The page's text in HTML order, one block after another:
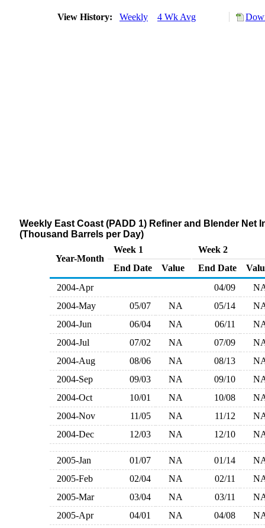
View History: Weekly 4 Wk Avg
Weekly East Coast (PADD 1) Refiner and Blender
(Thousand Barrels per Day)
Year-Month
Week 1
Week 2
End Date
Value End Date
2004-Apr
04/09
2004-May
05/07 NA 05/14
2004-Jun
06/04 NA 06/11
2004-Jul
07/02 NA 07/09
2004-Aug
08/06 NA 08/13
2004-Sep
09/03 NA 09/10
2004-Oct
10/01 NA 10/08
2004-Nov
11/05 NA 11/12
2004-Dec
12/03 NA 12/10
2005-Jan 01/07 NA 01/14
2005-Feb
02/04 NA 02/11
2005-Mar
03/04 NA 03/11
2005-Apr
04/01 NA 04/08